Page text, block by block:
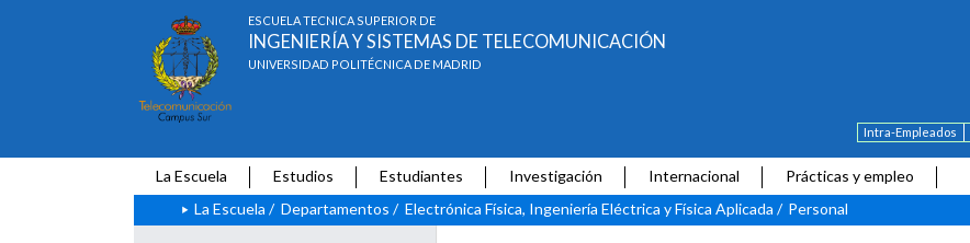
ESCUELA TÉCNICA SUPERIOR DE
INGENIERÍA Y SISTEMAS DE TELECOMUNICACIÓN
UNIVERSIDAD POLITÉCNICA DE MADRID
Intra-Empleados
La Escuela Estudios Estudiantes Investigación Internacional
Prácticas y empleo
La Escuela / Departamentos / Electrónica Física, Ingeniería Eléctrica y Física Aplicada / Personal